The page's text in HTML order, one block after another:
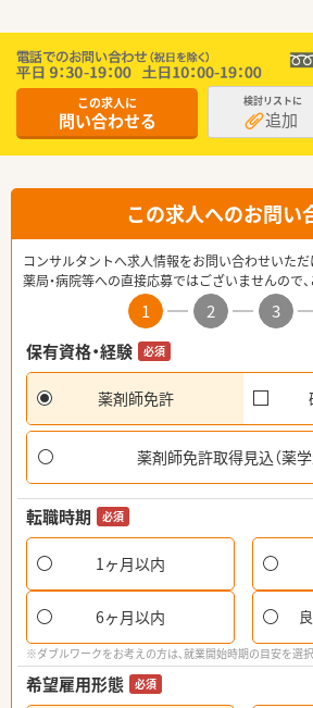
この求人に
問い合わせる
検討リストに
追加
この求人へのお問い
コンサルタントへ求人情報をお問い合わせいただ
薬局・病院等への直接応募ではございませんので、
1 2 3
保有資格・経験
必須
薬剤師免許
薬剤師免許取得見込（薬学
転職時期 必須
1ヶ月以内
6ヶ月以内
※ダブルワークをお考えの方は、就業開始時期の目安を選
希望雇用形態 必須